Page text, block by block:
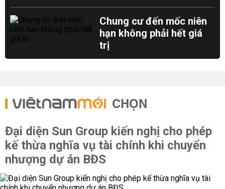
Chung cư đến mốc niên
hạn không phải hết giá
trị
CHỌN
Đại diện Sun Group kiến nghị cho phép
kế thừa nghĩa vụ tài chính khi chuyển
nhượng dự án BĐS